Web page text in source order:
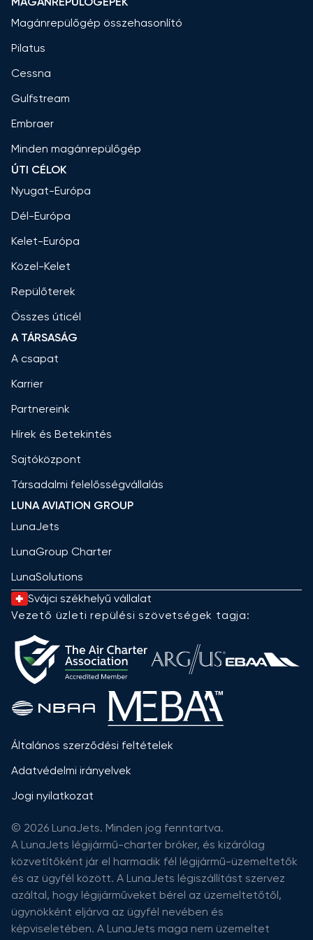
Magánrepülőgép összehasonlító
Pilatus
Cessna
Gulfstream
Embraer
Minden magánrepülőgép
ÚTI CÉLOK
Nyugat-Európa
Dél-Európa
Kelet-Európa
Közel-Kelet
Repülőterek
Összes úticél
A TÁRSASÁG
A csapat
Karrier
Partnereink
Hírek és Betekintés
Sajtóközpont
Társadalmi felelősségvállalás
LUNA AVIATION GROUP
LunaJets
LunaGroup Charter
LunaSolutions
Svájci székhelyű vállalat
Vezető üzleti repülési szövetségek tagja:
Általános szerződési feltételek
Adatvédelmi irányelvek
Jogi nyilatkozat
© 2026 LunaJets. Minden jog fenntartva.
A LunaJets légijármű-charter bróker, és kizárólag
közvetítőként jár el harmadik fél légijármű-üzemeltetők
és az ügyfél között. A LunaJets légiszállítást szervez
azáltal, hogy légijárműveket bérel az üzemeltetőtől,
ügynökként eljárva az ügyfél nevében és
képviseletében. A LunaJets maga nem üzemeltet